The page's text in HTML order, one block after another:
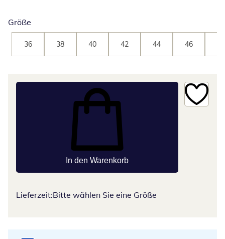
Größe
36 38 40 42 44 46
In den Warenkorb
Lieferzeit:Bitte wählen Sie eine Größe